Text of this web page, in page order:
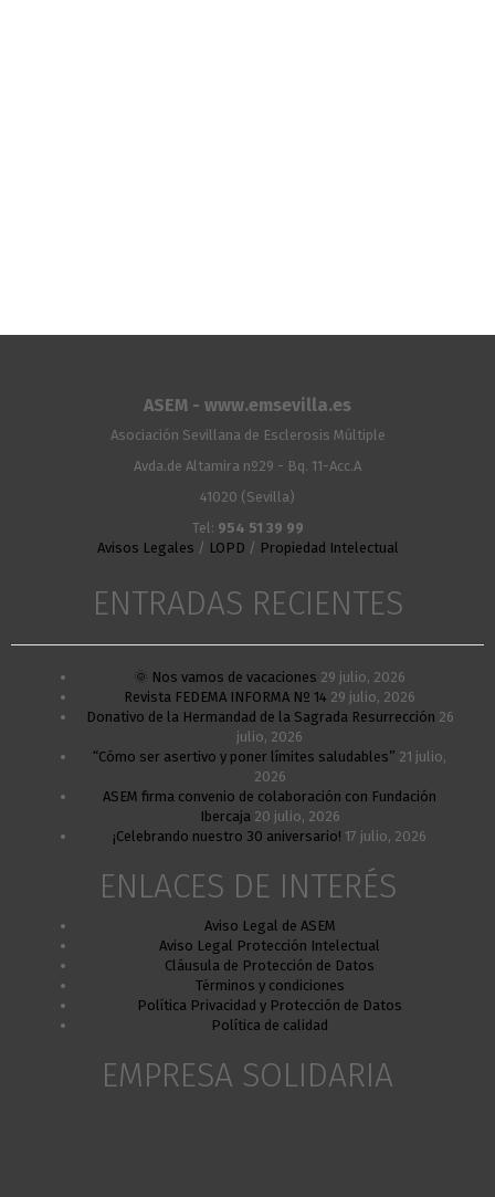
ASEM - www.emsevilla.es
Asociación Sevillana de Esclerosis Múltiple
Avda.de Altamira nº29 - Bq. 11-Acc.A
41020 (Sevilla)
Tel: 954 51 39 99
Avisos Legales / LOPD / Propiedad Intelectual
ENTRADAS RECIENTES
🌞 Nos vamos de vacaciones 29 julio, 2026
Revista FEDEMA INFORMA Nº 14 29 julio, 2026
Donativo de la Hermandad de la Sagrada Resurrección 26
julio, 2026
“Cómo ser asertivo y poner límites saludables” 21 julio,
2026
ASEM firma convenio de colaboración con Fundación
Ibercaja 20 julio, 2026
¡Celebrando nuestro 30 aniversario! 17 julio, 2026
ENLACES DE INTERÉS
Aviso Legal de ASEM
Aviso Legal Protección Intelectual
Cláusula de Protección de Datos
Términos y condiciones
Política Privacidad y Protección de Datos
Política de calidad
EMPRESA SOLIDARIA